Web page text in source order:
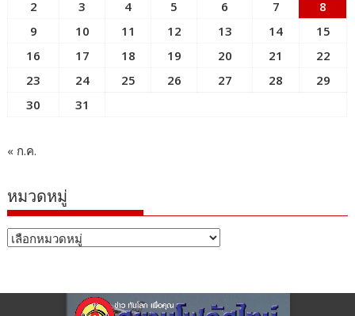
2
3 4 5 6 7
8
9
10 11 12 13 14
15
16
17 18 19 20 21
22
23
24 25 26 27 28
29
30
31
« ก.ค.
หมวดหมู่
หมวด